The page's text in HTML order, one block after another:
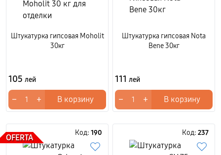
Штукатурка гипсовая Moholit
30кг
105 лей
− + В корзину
Штукатурка гипсовая Nota
Bene 30кг
111 лей
− + В корзину
OFERTA
Код: 190 Код: 237